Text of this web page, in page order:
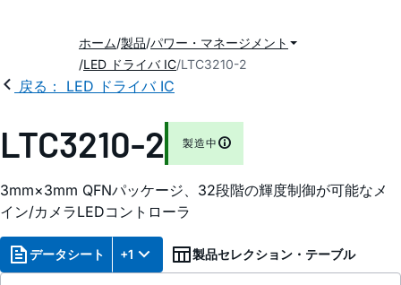
ホーム 製品 パワー・マネージメント
LED ドライバ IC LTC3210-2
戻る： LED ドライバ IC
LTC3210-2 製造中
3mm×3mm QFNパッケージ、32段階の輝度制御が可能なメ
イン/カメラLEDコントローラ
データシート +1 製品セレクション・テーブル